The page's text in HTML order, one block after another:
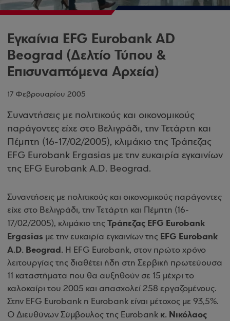
Εγκαίνια EFG Eurobank AD
Beograd (Δελτίο Τύπου &
Επισυναπτόμενα Αρχεία)
17 Φεβρουαρίου 2005
Συναντήσεις με πολιτικούς και οικονομικούς
παράγοντες είχε στο Βελιγράδι, την Τετάρτη και
Πέμπτη (16-17/02/2005), κλιμάκιο της Τράπεζας
EFG Еurobank Ergasias με την ευκαιρία εγκαινίων
της EFG Eurobank A.D. Beograd.
Συναντήσεις με πολιτικούς και οικονομικούς παράγοντες
είχε στο Βελιγράδι, την Τετάρτη και Πέμπτη (16-
17/02/2005), κλιμάκιο της Τράπεζας EFG Еurobank
Ergasias με την ευκαιρία εγκαινίων της EFG Eurobank
A.D. Beograd. Η EFG Eurobank, στον πρώτο χρόνο
λειτουργίας της διαθέτει ήδη στη Σερβική πρωτεύουσα
11 καταστήματα που θα αυξηθούν σε 15 μέχρι το
καλοκαίρι του 2005 και απασχολεί 258 εργαζομένους.
Στην EFG Eurobank η Eurobank είναι μέτοχος με 93,5%.
Ο Διευθύνων Σύμβουλος της Eurobank κ. Νικόλαος